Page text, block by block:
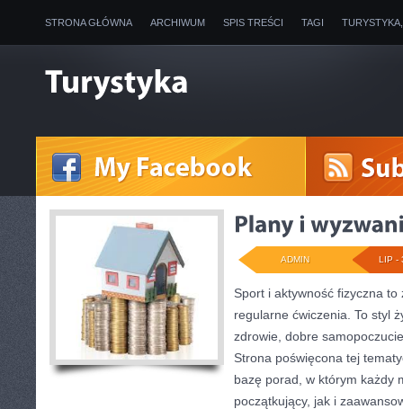
STRONA GŁÓWNA ARCHIWUM SPIS TREŚCI TAGI
LIP -
ADMIN
Sport i aktywność fizyczna
regularne ćwiczenia. To styl
zdrowie, dobre
Strona poświęcona tej
bazę porad, w którym każdy
początkujący, jak i